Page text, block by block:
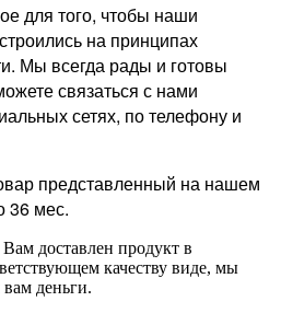
для того, чтобы наши
на принципах
Мы всегда рады и готовы
связаться с нами
сетях, по телефону и
представленный на нашем
36 мес.
доставлен продукт в
качеству виде, мы
деньги.